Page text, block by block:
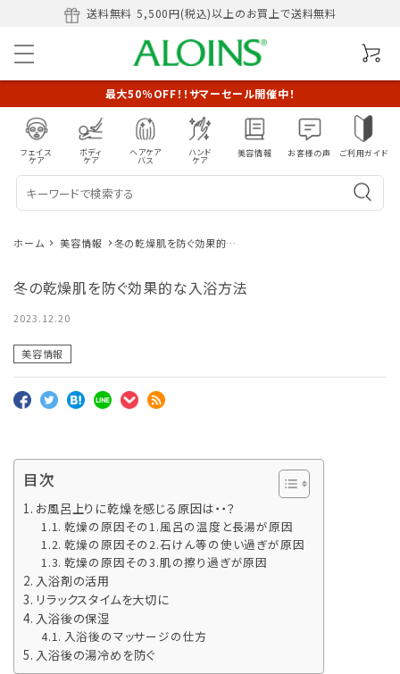
送料無料 5,500円(税込)以上のお買上で送料無料
最大50％OFF！！サマーセール開催中！
フェイス
ケア
ボディ
ケア
ヘアケア
バス
ハンド
ケア
美容情報 お客様の声 ご利用ガイド
ホーム 美容情報
冬の乾燥肌を防ぐ効果的な
冬の乾燥肌を防ぐ効果的な入浴方法
2023.12.20
美容情報
目次
お風呂上りに乾燥を感じる原因は・・？
乾燥の原因その1.風呂の温度と長湯が原因
乾燥の原因その2.石けん等の使い過ぎが原因
乾燥の原因その3.肌の擦り過ぎが原因
入浴剤の活用
リラックスタイムを大切に
入浴後の保湿
入浴後のマッサージの仕方
入浴後の湯冷めを防ぐ